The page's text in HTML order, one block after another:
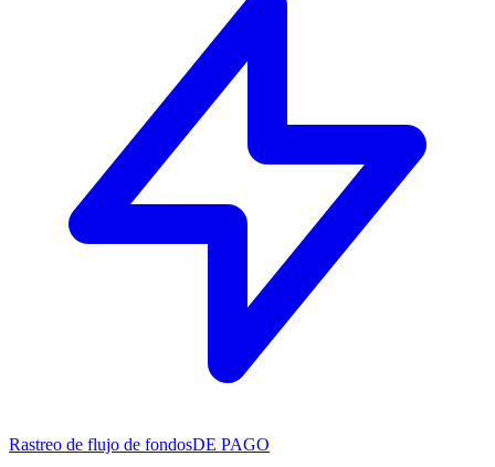
Rastreo de flujo de fondosDE PAGO